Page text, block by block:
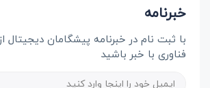
خبرنامه
با ثبت نام در خبرنامه پیشگامان دیجیتال
فناوری با خبر باشید